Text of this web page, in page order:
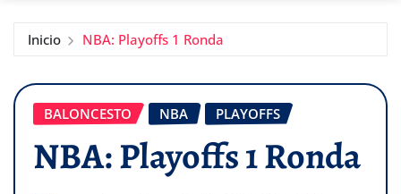
Inicio NBA: Playoffs 1 Ronda
BALONCESTO NBA PLAYOFFS
NBA: Playoffs 1 Ronda